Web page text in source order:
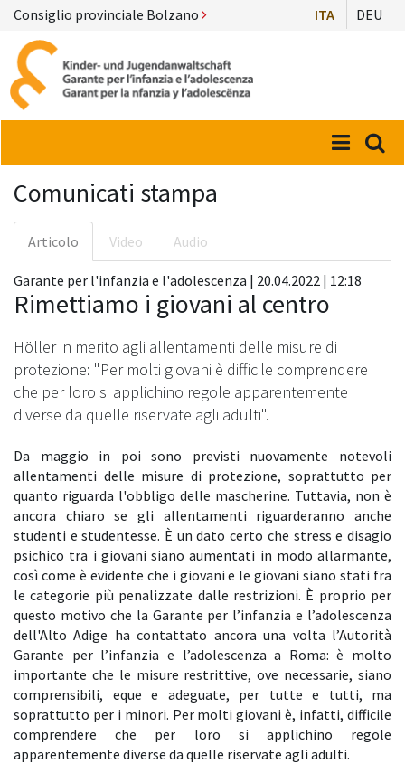
Consiglio provinciale Bolzano ITA DEU
Menü
Comunicati stampa
Articolo Video Audio
Garante per l'infanzia e l'adolescenza | 20.04.2022 | 12:18
Rimettiamo i giovani al centro
Höller in merito agli allentamenti delle misure di
protezione: "Per molti giovani è difficile comprendere
che per loro si applichino regole apparentemente
diverse da quelle riservate agli adulti".
Da maggio in poi sono previsti nuovamente notevoli
allentamenti delle misure di protezione, soprattutto per
quanto riguarda l'obbligo delle mascherine. Tuttavia, non è
ancora chiaro se gli allentamenti riguarderanno anche
studenti e studentesse. È un dato certo che stress e disagio
psichico tra i giovani siano aumentati in modo allarmante,
così come è evidente che i giovani e le giovani siano stati fra
le categorie più penalizzate dalle restrizioni. È proprio per
questo motivo che la Garante per l’infanzia e l’adolescenza
dell'Alto Adige ha contattato ancora una volta l’Autorità
Garante per l’infanzia e l’adolescenza a Roma: è molto
importante che le misure restrittive, ove necessarie, siano
comprensibili, eque e adeguate, per tutte e tutti, ma
soprattutto per i minori. Per molti giovani è, infatti, difficile
comprendere che per loro si applichino regole
apparentemente diverse da quelle riservate agli adulti.